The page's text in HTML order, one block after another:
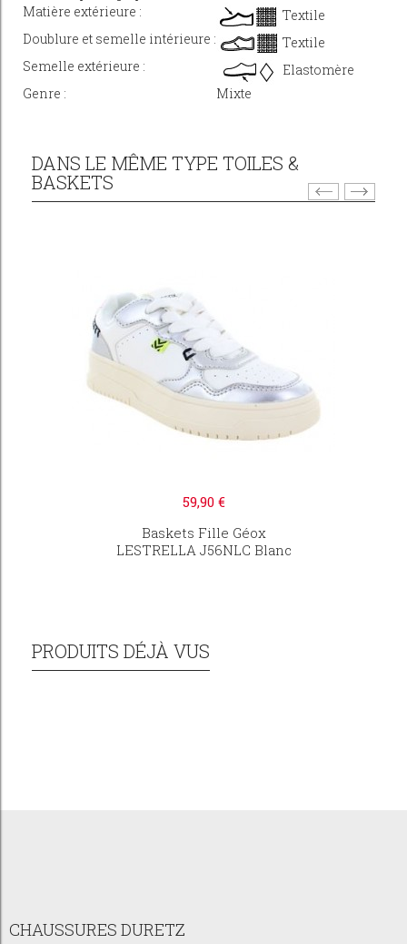
Matière extérieure :
Textile
Doublure et semelle intérieure :
Textile
Semelle extérieure :
Elastomère
Genre :
Mixte
DANS LE MÊME TYPE TOILES &
BASKETS
59,90 €
Baskets Fille Géox
LESTRELLA J56NLC Blanc
PRODUITS DÉJÀ VUS
CHAUSSURES DURETZ